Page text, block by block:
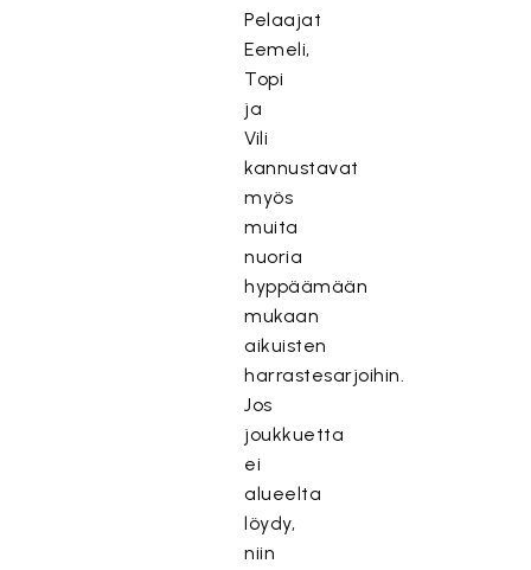
Pelaajat
Eemeli,
Topi
ja
Vili
kannustavat
myös
muita
nuoria
hyppäämään
mukaan
aikuisten
harrastesarjoihin.
Jos
joukkuetta
ei
alueelta
löydy,
niin